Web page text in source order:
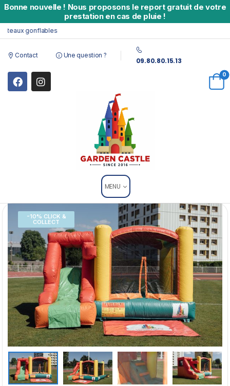
Bonne nouvelle ! Nous proposons le report gratuit de votre
prestation en cas de pluie !
gonflables
Contact Une question ?
09.80.80.15.13
0
MENU
-10% CLICK &
COLLECT